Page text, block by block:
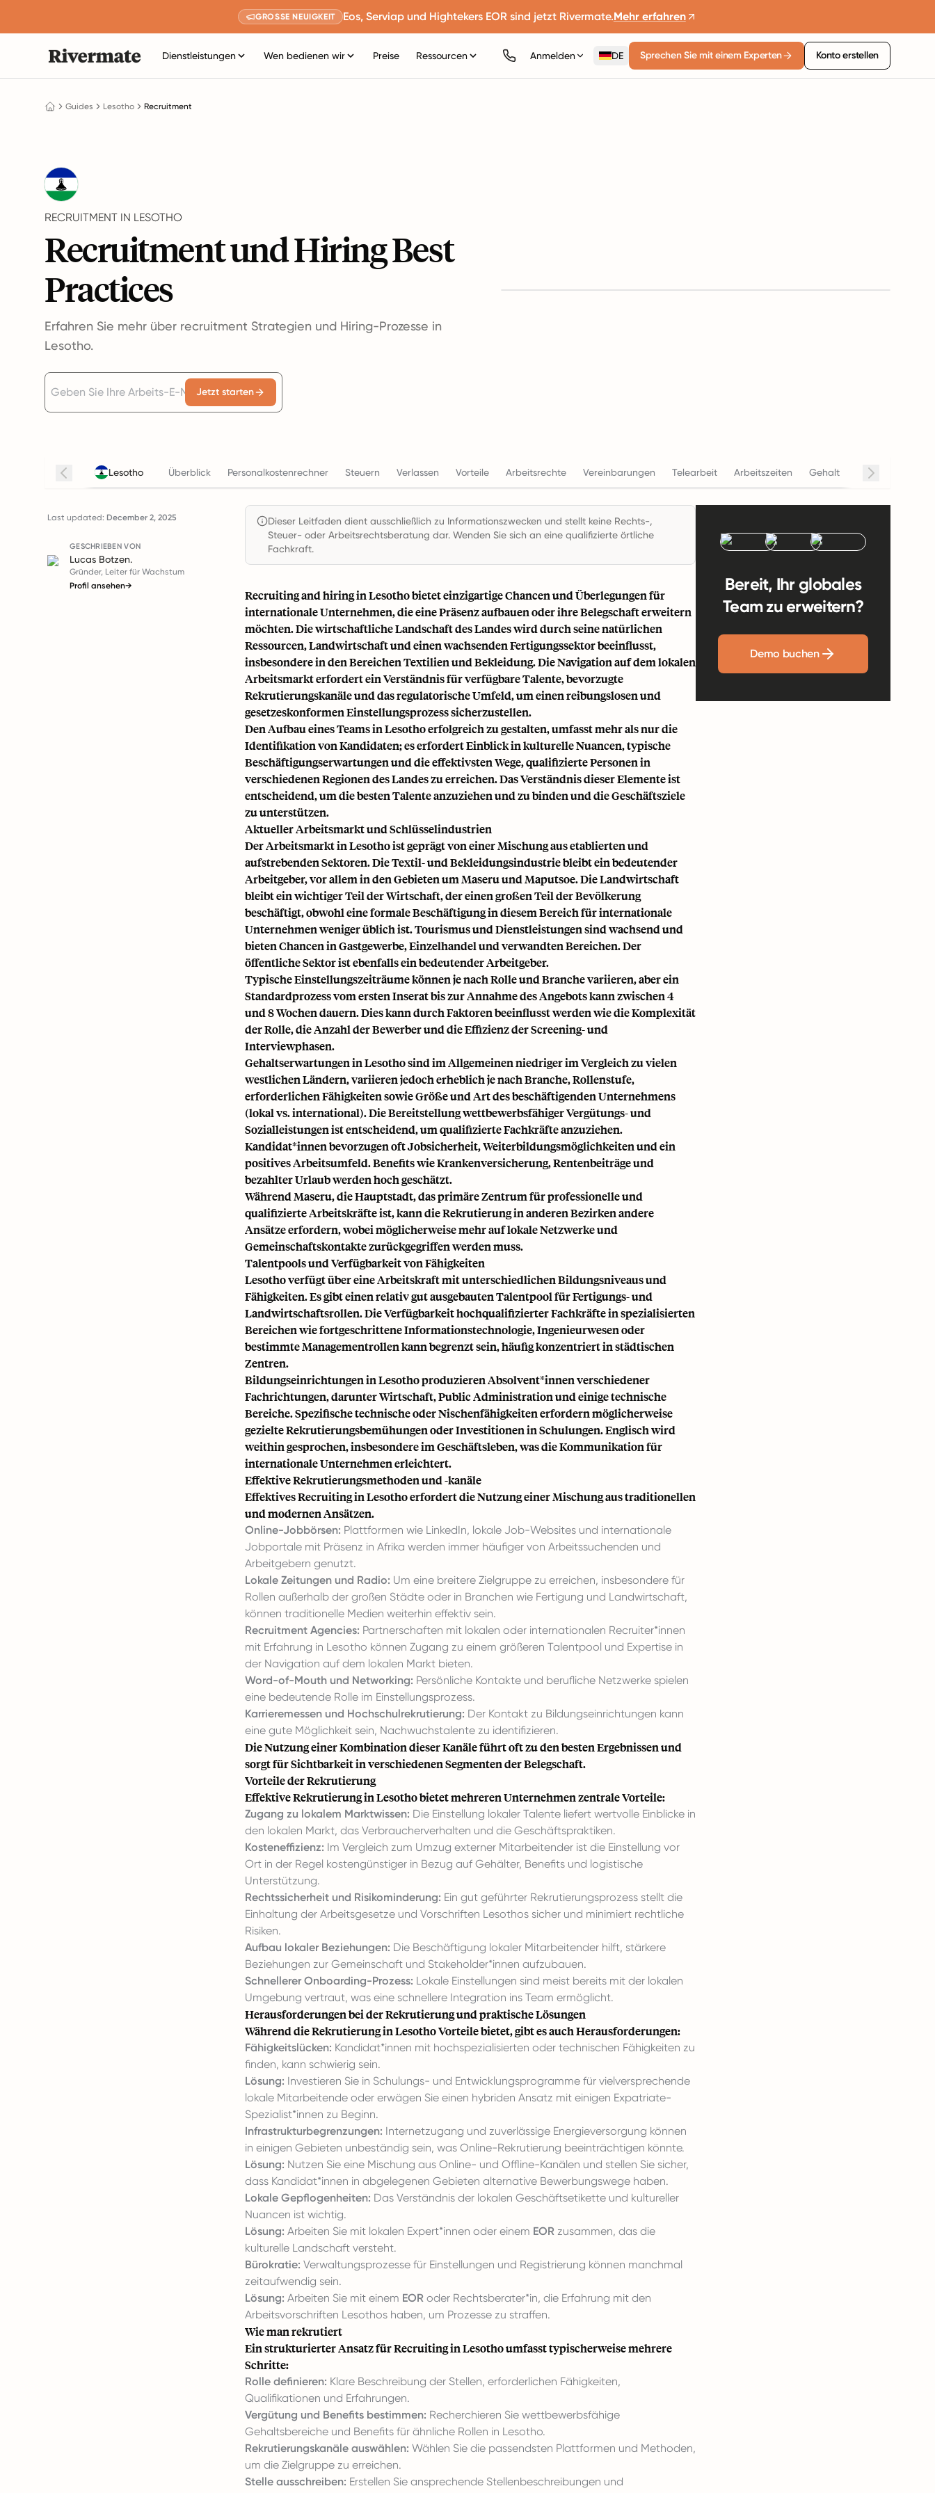
GROSSE NEUIGKEIT Eos, Serviap und Hightekers EOR sind jetzt Rivermate.Mehr erfahren
Dienstleistungen Wen bedienen wir Preise Ressourcen Anmelden DE Sprechen Sie mit einem Experten Konto erstellen
Guides Lesotho Recruitment
RECRUITMENT IN LESOTHO
Recruitment und Hiring Best
Practices
Erfahren Sie mehr über recruitment Strategien und Hiring-Prozesse in
Lesotho.
Jetzt starten
Lesotho Überblick Personalkostenrechner Steuern Verlassen Vorteile Arbeitsrechte Vereinbarungen Telearbeit Arbeitszeiten Gehalt Beendigung
Last updated: December 2, 2025
GESCHRIEBEN VON
Lucas Botzen.
Gründer, Leiter für Wachstum
Profil ansehen→
Dieser Leitfaden dient ausschließlich zu Informationszwecken und stellt keine Rechts-,
Steuer- oder Arbeitsrechtsberatung dar. Wenden Sie sich an eine qualifizierte örtliche
Fachkraft.
Recruiting and hiring in Lesotho bietet einzigartige Chancen und Überlegungen für
internationale Unternehmen, die eine Präsenz aufbauen oder ihre Belegschaft erweitern
möchten. Die wirtschaftliche Landschaft des Landes wird durch seine natürlichen
Ressourcen, Landwirtschaft und einen wachsenden Fertigungssektor beeinflusst,
insbesondere in den Bereichen Textilien und Bekleidung. Die Navigation auf dem lokalen
Arbeitsmarkt erfordert ein Verständnis für verfügbare Talente, bevorzugte
Rekrutierungskanäle und das regulatorische Umfeld, um einen reibungslosen und
gesetzeskonformen Einstellungsprozess sicherzustellen.
Den Aufbau eines Teams in Lesotho erfolgreich zu gestalten, umfasst mehr als nur die
Identifikation von Kandidaten; es erfordert Einblick in kulturelle Nuancen, typische
Beschäftigungserwartungen und die effektivsten Wege, qualifizierte Personen in
verschiedenen Regionen des Landes zu erreichen. Das Verständnis dieser Elemente ist
entscheidend, um die besten Talente anzuziehen und zu binden und die Geschäftsziele
zu unterstützen.
Aktueller Arbeitsmarkt und Schlüsselindustrien
Der Arbeitsmarkt in Lesotho ist geprägt von einer Mischung aus etablierten und
aufstrebenden Sektoren. Die Textil- und Bekleidungsindustrie bleibt ein bedeutender
Arbeitgeber, vor allem in den Gebieten um Maseru und Maputsoe. Die Landwirtschaft
bleibt ein wichtiger Teil der Wirtschaft, der einen großen Teil der Bevölkerung
beschäftigt, obwohl eine formale Beschäftigung in diesem Bereich für internationale
Unternehmen weniger üblich ist. Tourismus und Dienstleistungen sind wachsend und
bieten Chancen in Gastgewerbe, Einzelhandel und verwandten Bereichen. Der
öffentliche Sektor ist ebenfalls ein bedeutender Arbeitgeber.
Typische Einstellungszeiträume können je nach Rolle und Branche variieren, aber ein
Standardprozess vom ersten Inserat bis zur Annahme des Angebots kann zwischen 4
und 8 Wochen dauern. Dies kann durch Faktoren beeinflusst werden wie die Komplexität
der Rolle, die Anzahl der Bewerber und die Effizienz der Screening- und
Interviewphasen.
Gehaltserwartungen in Lesotho sind im Allgemeinen niedriger im Vergleich zu vielen
westlichen Ländern, variieren jedoch erheblich je nach Branche, Rollenstufe,
erforderlichen Fähigkeiten sowie Größe und Art des beschäftigenden Unternehmens
(lokal vs. international). Die Bereitstellung wettbewerbsfähiger Vergütungs- und
Sozialleistungen ist entscheidend, um qualifizierte Fachkräfte anzuziehen.
Kandidat*innen bevorzugen oft Jobsicherheit, Weiterbildungsmöglichkeiten und ein
positives Arbeitsumfeld. Benefits wie Krankenversicherung, Rentenbeiträge und
bezahlter Urlaub werden hoch geschätzt.
Während Maseru, die Hauptstadt, das primäre Zentrum für professionelle und
qualifizierte Arbeitskräfte ist, kann die Rekrutierung in anderen Bezirken andere
Ansätze erfordern, wobei möglicherweise mehr auf lokale Netzwerke und
Gemeinschaftskontakte zurückgegriffen werden muss.
Talentpools und Verfügbarkeit von Fähigkeiten
Lesotho verfügt über eine Arbeitskraft mit unterschiedlichen Bildungsniveaus und
Fähigkeiten. Es gibt einen relativ gut ausgebauten Talentpool für Fertigungs- und
Landwirtschaftsrollen. Die Verfügbarkeit hochqualifizierter Fachkräfte in spezialisierten
Bereichen wie fortgeschrittene Informationstechnologie, Ingenieurwesen oder
bestimmte Managementrollen kann begrenzt sein, häufig konzentriert in städtischen
Zentren.
Bildungseinrichtungen in Lesotho produzieren Absolvent*innen verschiedener
Fachrichtungen, darunter Wirtschaft, Public Administration und einige technische
Bereiche. Spezifische technische oder Nischenfähigkeiten erfordern möglicherweise
gezielte Rekrutierungsbemühungen oder Investitionen in Schulungen. Englisch wird
weithin gesprochen, insbesondere im Geschäftsleben, was die Kommunikation für
internationale Unternehmen erleichtert.
Effektive Rekrutierungsmethoden und -kanäle
Effektives Recruiting in Lesotho erfordert die Nutzung einer Mischung aus traditionellen
und modernen Ansätzen.
Online-Jobbörsen: Plattformen wie LinkedIn, lokale Job-Websites und internationale
Jobportale mit Präsenz in Afrika werden immer häufiger von Arbeitssuchenden und
Arbeitgebern genutzt.
Lokale Zeitungen und Radio: Um eine breitere Zielgruppe zu erreichen, insbesondere für
Rollen außerhalb der großen Städte oder in Branchen wie Fertigung und Landwirtschaft,
können traditionelle Medien weiterhin effektiv sein.
Recruitment Agencies: Partnerschaften mit lokalen oder internationalen Recruiter*innen
mit Erfahrung in Lesotho können Zugang zu einem größeren Talentpool und Expertise in
der Navigation auf dem lokalen Markt bieten.
Word-of-Mouth und Networking: Persönliche Kontakte und berufliche Netzwerke spielen
eine bedeutende Rolle im Einstellungsprozess.
Karrieremessen und Hochschulrekrutierung: Der Kontakt zu Bildungseinrichtungen kann
eine gute Möglichkeit sein, Nachwuchstalente zu identifizieren.
Die Nutzung einer Kombination dieser Kanäle führt oft zu den besten Ergebnissen und
sorgt für Sichtbarkeit in verschiedenen Segmenten der Belegschaft.
Vorteile der Rekrutierung
Effektive Rekrutierung in Lesotho bietet mehreren Unternehmen zentrale Vorteile:
Zugang zu lokalem Marktwissen: Die Einstellung lokaler Talente liefert wertvolle Einblicke in
den lokalen Markt, das Verbraucherverhalten und die Geschäftspraktiken.
Kosteneffizienz: Im Vergleich zum Umzug externer Mitarbeitender ist die Einstellung vor
Ort in der Regel kostengünstiger in Bezug auf Gehälter, Benefits und logistische
Unterstützung.
Rechtssicherheit und Risikominderung: Ein gut geführter Rekrutierungsprozess stellt die
Einhaltung der Arbeitsgesetze und Vorschriften Lesothos sicher und minimiert rechtliche
Risiken.
Aufbau lokaler Beziehungen: Die Beschäftigung lokaler Mitarbeitender hilft, stärkere
Beziehungen zur Gemeinschaft und Stakeholder*innen aufzubauen.
Schnellerer Onboarding-Prozess: Lokale Einstellungen sind meist bereits mit der lokalen
Umgebung vertraut, was eine schnellere Integration ins Team ermöglicht.
Herausforderungen bei der Rekrutierung und praktische Lösungen
Während die Rekrutierung in Lesotho Vorteile bietet, gibt es auch Herausforderungen:
Fähigkeitslücken: Kandidat*innen mit hochspezialisierten oder technischen Fähigkeiten zu
finden, kann schwierig sein.
Lösung: Investieren Sie in Schulungs- und Entwicklungsprogramme für vielversprechende
lokale Mitarbeitende oder erwägen Sie einen hybriden Ansatz mit einigen Expatriate-
Spezialist*innen zu Beginn.
Infrastrukturbegrenzungen: Internetzugang und zuverlässige Energieversorgung können
in einigen Gebieten unbeständig sein, was Online-Rekrutierung beeinträchtigen könnte.
Lösung: Nutzen Sie eine Mischung aus Online- und Offline-Kanälen und stellen Sie sicher,
dass Kandidat*innen in abgelegenen Gebieten alternative Bewerbungswege haben.
Lokale Gepflogenheiten: Das Verständnis der lokalen Geschäftsetikette und kultureller
Nuancen ist wichtig.
Lösung: Arbeiten Sie mit lokalen Expert*innen oder einem EOR zusammen, das die
kulturelle Landschaft versteht.
Bürokratie: Verwaltungsprozesse für Einstellungen und Registrierung können manchmal
zeitaufwendig sein.
Lösung: Arbeiten Sie mit einem EOR oder Rechtsberater*in, die Erfahrung mit den
Arbeitsvorschriften Lesothos haben, um Prozesse zu straffen.
Wie man rekrutiert
Ein strukturierter Ansatz für Recruiting in Lesotho umfasst typischerweise mehrere
Schritte:
Rolle definieren: Klare Beschreibung der Stellen, erforderlichen Fähigkeiten,
Qualifikationen und Erfahrungen.
Vergütung und Benefits bestimmen: Recherchieren Sie wettbewerbsfähige
Gehaltsbereiche und Benefits für ähnliche Rollen in Lesotho.
Rekrutierungskanäle auswählen: Wählen Sie die passendsten Plattformen und Methoden,
um die Zielgruppe zu erreichen.
Stelle ausschreiben: Erstellen Sie ansprechende Stellenbeschreibungen und
Bereit, Ihr globales
Team zu erweitern?
Demo buchen